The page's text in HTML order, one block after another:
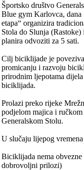
Športsko društvo
Blue gym Karlovca, dana
etapa“ organizira
Stola do Slunja
planira odvoziti za 5 sati.
Cilj biciklijade je
promicanju i razvoju
prirodnim ljepotama
biciklijada.
Prolazi preko rijeke
podjelom majica i
Generalskom Stolu.
U slučaju lijepog
Biciklijada nema
dobrovoljni prilozi)